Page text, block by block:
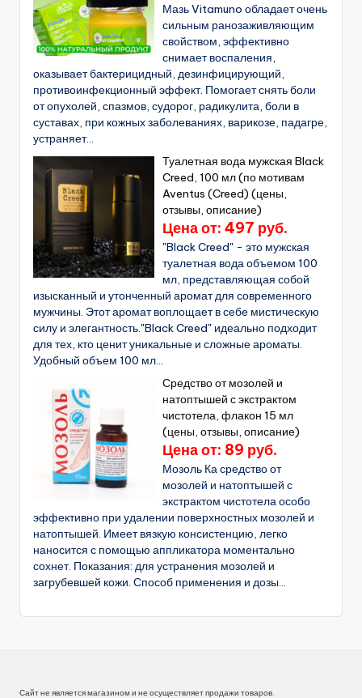
Мазь Vitamuno обладает очень
сильным ранозаживляющим
свойством, эффективно
снимает воспаления,
оказывает бактерицидный, дезинфицирующий,
противоинфекционный эффект. Помогает снять боли
от опухолей, спазмов, судорог, радикулита, боли в
суставах, при кожных заболеваниях, варикозе, падагре,
устраняет...
Туалетная вода мужская Black
Creed, 100 мл (по мотивам
Aventus (Creed) (цены,
отзывы, описание)
Цена от: 497 руб.
"Black Creed" - это мужская
туалетная вода объемом 100
мл, представляющая собой
изысканный и утонченный аромат для современного
мужчины. Этот аромат воплощает в себе мистическую
силу и элегантность."Black Creed" идеально подходит
для тех, кто ценит уникальные и сложные ароматы.
Удобный объем 100 мл...
Средство от мозолей и
натоптышей с экстрактом
чистотела, флакон 15 мл
(цены, отзывы, описание)
Цена от: 89 руб.
Мозоль Ка средство от
мозолей и натоптышей с
экстрактом чистотела особо
эффективно при удалении поверхностных мозолей и
натоптышей. Имеет вязкую консистенцию, легко
наносится с помощью аппликатора моментально
сохнет. Показания: для устранения мозолей и
загрубевшей кожи. Способ применения и дозы...
Сайт не является магазином и не осуществляет продажи товаров.